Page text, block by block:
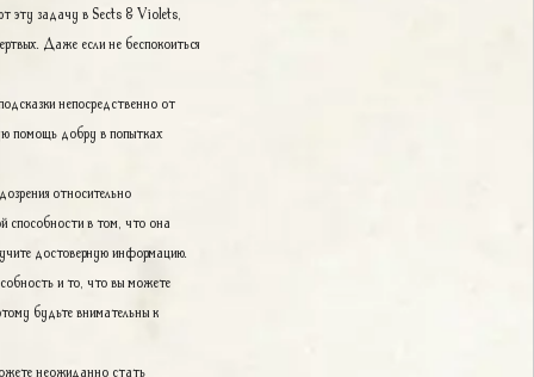
эту задачу в Sects & Violets,
Даже если не беспокоиться
непосредственно от
помощь добру в попытках
относительно
способности в том, что она
достоверную информацию.
и то, что вы можете
будьте внимательны к
неожиданно стать